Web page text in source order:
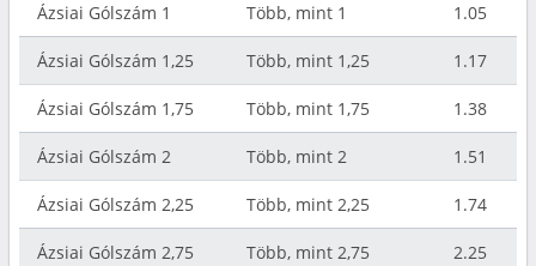
Ázsiai Gólszám 1 Több, mint 1 1.05
Ázsiai Gólszám 1,25 Több, mint 1,25 1.17
Ázsiai Gólszám 1,75 Több, mint 1,75 1.38
Ázsiai Gólszám 2 Több, mint 2 1.51
Ázsiai Gólszám 2,25 Több, mint 2,25 1.74
Ázsiai Gólszám 2,75 Több, mint 2,75 2.25